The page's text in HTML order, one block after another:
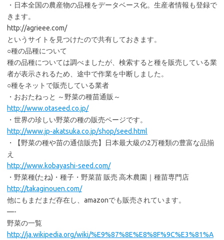
・日本全国の農産物の品種をデータベース化。生産者情報も登録で
きます。
http://agrieee.com/
というサイトを見つけたので共有しておきます。
○種の品種について
種の品種については調べましたが、検索すると種を販売している業
者が表示されるため、途中で作業を中断しました。
○種をネットで販売している業者
・おおたねっと ～野菜の種苗通販～
http://www.otaseed.co.jp/
・世界の珍しい野菜の種の販売ページです。
http://www.jp-akatsuka.co.jp/shop/seed.html
・【野菜の種や苗の通信販売】日本最大級の2万種類の豊富な品揃
え
http://www.kobayashi-seed.com/
・野菜種(たね)・種子・野菜苗 販売 高木農園｜種苗専門店
http://takaginouen.com/
他にもまだまだ存在し、amazonでも販売されています。
—-
野菜の一覧
http://ja.wikipedia.org/wiki/%E9%87%8E%E8%8F%9C%E3%81%A